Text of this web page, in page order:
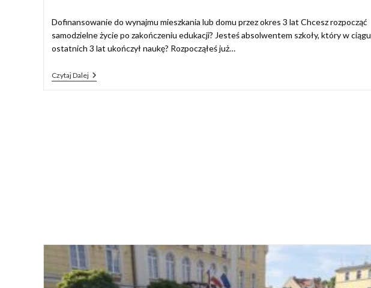
Dofinansowanie do wynajmu mieszkania lub domu przez okres 3 lat Chcesz rozpocząć
samodzielne życie po zakończeniu edukacji? Jesteś absolwentem szkoły, który w ciągu
ostatnich 3 lat ukończył naukę? Rozpocząłeś już…
Czytaj Dalej